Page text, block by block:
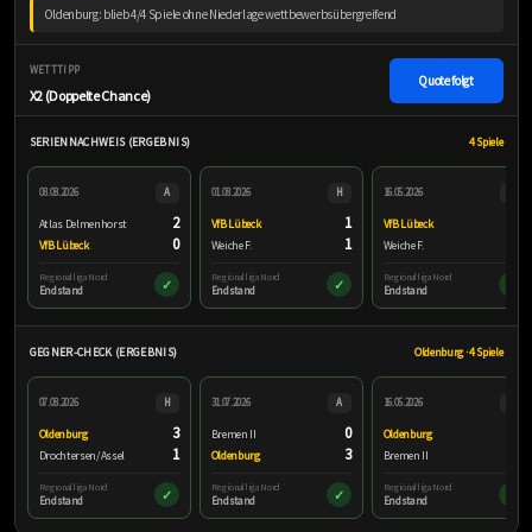
Oldenburg: blieb 4/4 Spiele ohne Niederlage wettbewerbsübergreifend
WETTTIPP
X2 (Doppelte Chance)
Quote folgt
SERIENNACHWEIS (ERGEBNIS) 4 Spiele
08.08.2026 A
Atlas Delmenhorst 2
VfB Lübeck 0
Regionalliga Nord
Endstand ✓
01.08.2026 H
VfB Lübeck 1
Weiche F. 1
Regionalliga Nord
Endstand ✓
16.05.2026
VfB Lübeck
Weiche F.
Regionalliga Nord
Endstand
GEGNER-CHECK (ERGEBNIS) Oldenburg · 4 Spiele
07.08.2026 H
Oldenburg 3
Drochtersen/Assel 1
Regionalliga Nord
Endstand ✓
31.07.2026 A
Bremen II 0
Oldenburg 3
Regionalliga Nord
Endstand ✓
16.05.2026
Oldenburg
Bremen II
Regionalliga Nord
Endstand